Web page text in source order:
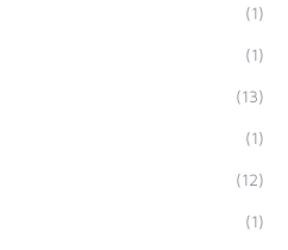
(1)
(1)
(13)
(1)
(12)
(1)